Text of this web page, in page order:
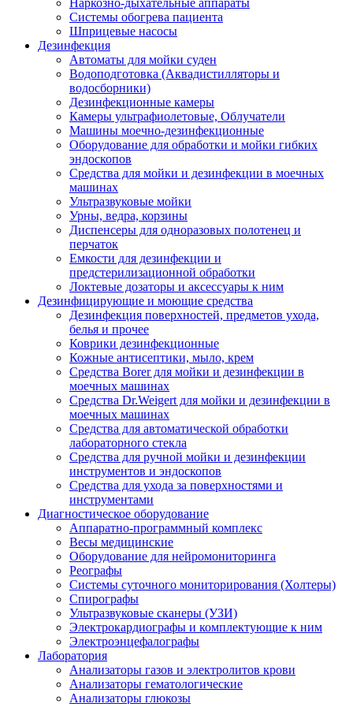
Системы обогрева пациента
Шприцевые насосы
Дезинфекция
Автоматы для мойки суден
Водоподготовка (Аквадистилляторы и
водосборники)
Дезинфекционные камеры
Камеры ультрафиолетовые, Облучатели
Машины моечно-дезинфекционные
Оборудование для обработки и мойки гибких
эндоскопов
Средства для мойки и дезинфекции в моечных
машинах
Ультразвуковые мойки
Урны, ведра, корзины
Диспенсеры для одноразовых полотенец и
перчаток
Емкости для дезинфекции и
предстерилизационной обработки
Локтевые дозаторы и аксессуары к ним
Дезинфицирующие и моющие средства
Дезинфекция поверхностей, предметов ухода,
белья и прочее
Коврики дезинфекционные
Кожные антисептики, мыло, крем
Средства Borer для мойки и дезинфекции в
моечных машинах
Средства Dr.Weigert для мойки и дезинфекции в
моечных машинах
Средства для автоматической обработки
лабораторного стекла
Средства для ручной мойки и дезинфекции
инструментов и эндоскопов
Средства для ухода за поверхностями и
инструментами
Диагностическое оборудование
Аппаратно-программный комплекс
Весы медицинские
Оборудование для нейромониторинга
Реографы
Системы суточного мониторирования (Холтеры)
Спирографы
Ультразвуковые сканеры (УЗИ)
Электрокардиографы и комплектующие к ним
Электроэнцефалографы
Лаборатория
Анализаторы газов и электролитов крови
Анализаторы гематологические
Анализаторы глюкозы